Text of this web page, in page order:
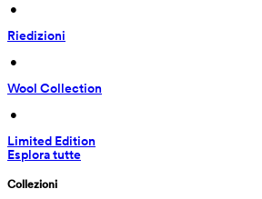
•
Riedizioni
•
Wool Collection
•
Limited Edition
Esplora tutte
Collezioni